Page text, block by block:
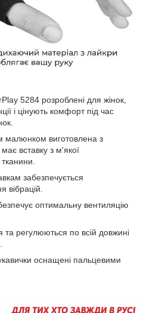
5284 розроблені для жінок,
і цінують комфорт під час
малюнком виготовлена з
вставку з м'якої
забезпечується
вібрацій.
оптимальну вентиляцію
та регулюються по всій довжині
оснащені пальцевими